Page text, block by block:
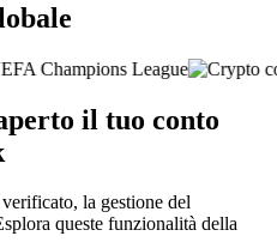
il tuo conto
la gestione del
queste funzionalità della